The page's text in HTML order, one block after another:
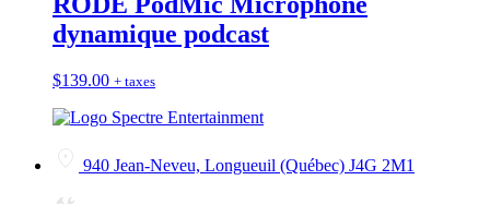
dynamique podcast
$139.00 + taxes
940 Jean-Neveu, Longueuil (Québec) J4G 2M1